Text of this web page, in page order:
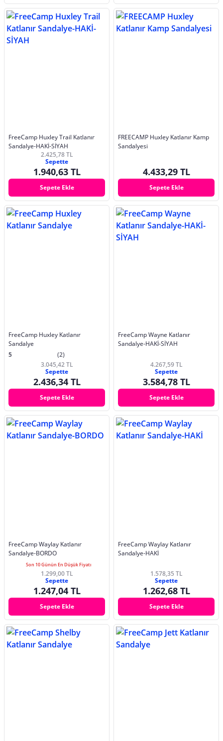
FreeCamp Huxley Trail Katlanır
Sandalye-HAKİ-SİYAH
2.425,78 TL
Sepette
1.940,63 TL
Sepete Ekle
FREECAMP Huxley Katlanır Kamp
Sandalyesi
4.433,29 TL
Sepete Ekle
FreeCamp Huxley Katlanır
Sandalye
5
(2)
3.045,42 TL
Sepette
2.436,34 TL
Sepete Ekle
FreeCamp Wayne Katlanır
Sandalye-HAKİ-SİYAH
4.267,59 TL
Sepette
3.584,78 TL
Sepete Ekle
FreeCamp Waylay Katlanır
Sandalye-BORDO
Son 10 Günün En Düşük Fiyatı
1.299,00 TL
Sepette
1.247,04 TL
Sepete Ekle
FreeCamp Waylay Katlanır
Sandalye-HAKİ
1.578,35 TL
Sepette
1.262,68 TL
Sepete Ekle